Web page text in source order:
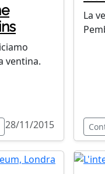
ventina.
28/11/2015
La